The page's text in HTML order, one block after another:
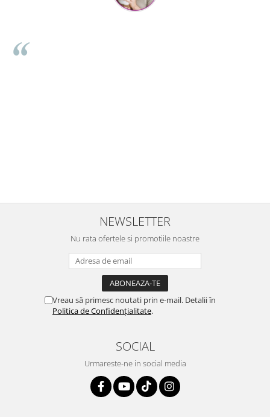
NEWSLETTER
Nu rata ofertele si promotiile noastre
Vreau să primesc noutati prin e-mail. Detalii în
Politica de Confidențialitate.
SOCIAL
Urmareste-ne in social media